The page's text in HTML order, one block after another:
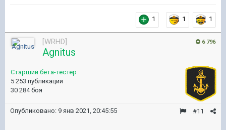
1 1 1
6 796
[WRHD]
Agnitus
Старший бета-тестер
5 253 публикации
30 284 боя
#11
Опубликовано: 9 янв 2021, 20:45:55